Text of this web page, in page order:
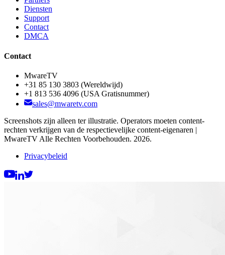
Diensten
Support
Contact
DMCA
Contact
MwareTV
+31 85 130 3803 (Wereldwijd)
+1 813 536 4096 (USA Gratisnummer)
sales@mwaretv.com
Screenshots zijn alleen ter illustratie. Operators moeten content-
rechten verkrijgen van de respectievelijke content-eigenaren |
MwareTV Alle Rechten Voorbehouden. 2026.
Privacybeleid